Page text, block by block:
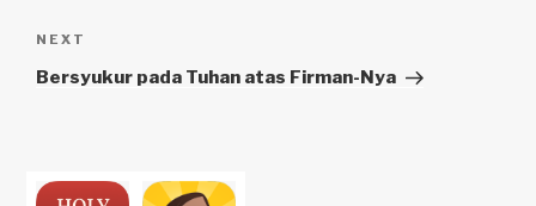
Next
Post
NEXT
Bersyukur pada Tuhan atas Firman-Nya